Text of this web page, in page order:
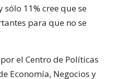
11% cree que se
para que no se
el Centro de Políticas
Economía, Negocios y